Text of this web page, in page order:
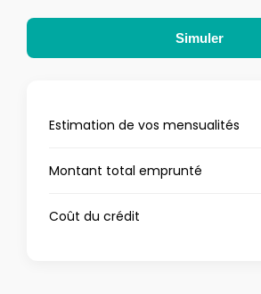
Simuler
Estimation de vos mensualités
Montant total emprunté
Coût du crédit